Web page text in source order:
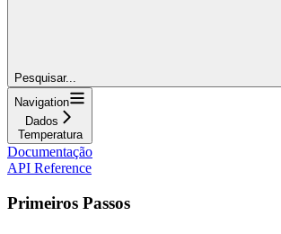
Pesquisar...
Navigation
Dados
Temperatura
Documentação
API Reference
Primeiros Passos